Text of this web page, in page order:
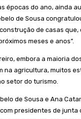
épocas do ano, ainda
de Sousa
de casas
meses e anos”.
embora a maioria
na agricultura, muitos
setor do turismo.
de Sousa e Ana
presidentes de junta